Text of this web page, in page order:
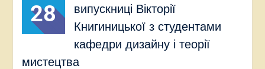
28
випускниці Вікторії
Книгиницької з студентами
кафедри дизайну і теорії
мистецтва